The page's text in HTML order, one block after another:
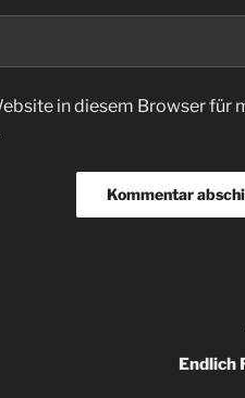
in diesem Browser für
Endlich